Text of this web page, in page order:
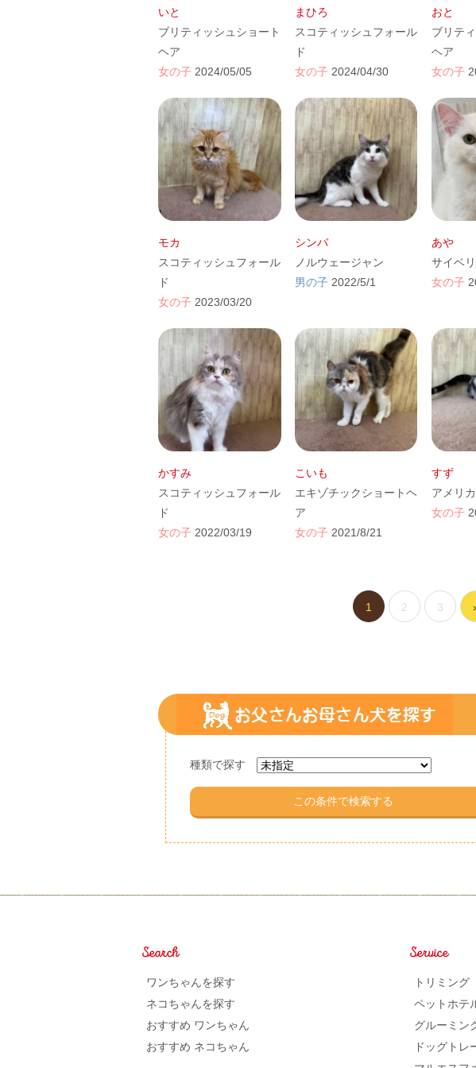
いと
ブリティッシュショート
ヘア
女の子 2024/05/05
まひろ
スコティッシュフォール
ド
女の子 2024/04/30
おと
ブリテ
ヘア
女の子
モカ
スコティッシュフォール
ド
女の子 2023/03/20
シンバ
ノルウェージャン
男の子2022/5/1
あや
サイベ
女の子
かすみ
スコティッシュフォール
ド
女の子 2022/03/19
こいも
エキゾチックショートヘ
ア
女の子 2021/8/21
すず
アメリ
女の子
1 2 3
種類で探す
ワンちゃんを探す
ネコちゃんを探す
おすすめ ワンちゃん
おすすめ ネコちゃん
トリミング
ペットホテ
グルーミン
ドッグトレ